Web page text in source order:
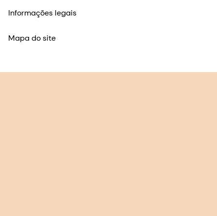
Informações legais
Mapa do site